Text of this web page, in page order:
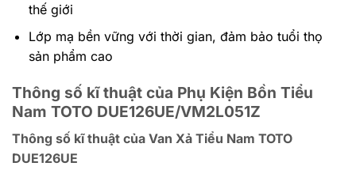
thế giới
Lớp mạ bền vững với thời gian, đảm bảo tuổi thọ
sản phẩm cao
Thông số kĩ thuật của Phụ Kiện Bồn Tiểu
Nam TOTO DUE126UE/VM2L051Z
Thông số kĩ thuật của Van Xả Tiểu Nam TOTO
DUE126UE